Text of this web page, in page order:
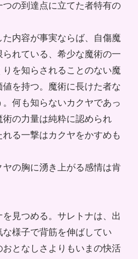
の到達点に立てた者特有の
内容が事実ならば、自傷魔
れている、希少な魔術の一
を知らされることのない魔
を持つ。魔術に長けた者な
何も知らないカクヤであっ
の力量は純粋に認められ
る一撃はカクヤをかすめも
の胸に湧き上がる感情は肯
見つめる。サレトナは、出
様子で背筋を伸ばしてい
おとなしさよりもいまの快活